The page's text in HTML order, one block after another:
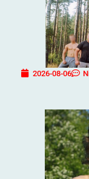
2026-08-06